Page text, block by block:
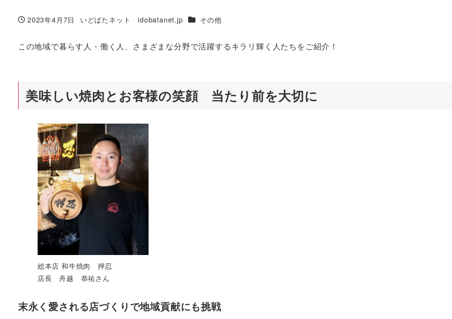
投稿日
2023年4月7日
著
いどばたネット idobatanet.jp カテゴリー
その他
この地域で暮らす人・働く人、さまざまな分野で活躍するキラリ輝く人たちをご紹介！
美味しい焼肉とお客様の笑顔 当たり前を大切に
総本店 和牛焼肉 押忍
店長 舟越 恭祐さん
末永く愛される店づくりで地域貢献にも挑戦